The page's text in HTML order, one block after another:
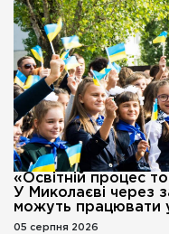
«Освітній процес
У Миколаєві через
можуть працювати
05 серпня 2026